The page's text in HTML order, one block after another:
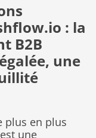
: la
B2B
une
plus en plus
une